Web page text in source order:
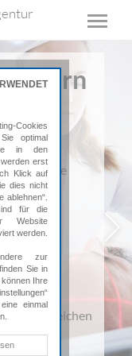
Sie
einreichen
Cookies
optimal
in den
erst
Klick auf
dies nicht
ablehnen“.
für die
Website
werden.
zur
Sie in
können Ihre
einmal